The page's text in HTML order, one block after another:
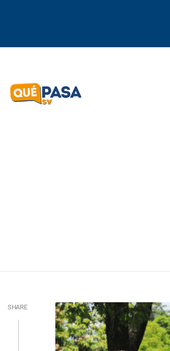
SHARE